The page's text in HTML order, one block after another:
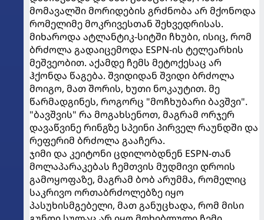
მომავალში მორიდების გრძნობა არ მქონოდა
რომელიმე მოკრივესთან შეხვედრისას.
მიხაროდა ატლანტიკ-სიტში ჩხუბი, ისიც, რომ
ბრძოლა გადაიცემოდა ESPN-ის ტელეარხის
მეშვეობით. აქამდე ჩემს მეტოქესაც არ
ჰქონდა წაგება. შვიდიდან შვიდი ბრძოლა
მოიგო, მათ შორის, ხუთი ნოკაუტით. მე
წარმადგინეს, როგორც "მოჩხუბარი ბავშვი".
"ბავშვის" რა მოგახსენოთ, მაგრამ ორჯერ
დავაწვინე რინგზე სპეინი პირველ რაუნდში და
რეფერიმ ბრძოლა გააჩერა.
ჯიმი და კეიტონი ცდილობდნენ ESPN-თან
მოლაპარაკებას ჩემთვის მუდმივი დროის
გამოყოფაზე, მაგრამ ბობ არუმმა, რომელიც
საკრივო ორთაბრძოლებზე იყო
პასუხისმგებელი, მათ განუცხადა, რომ მისი